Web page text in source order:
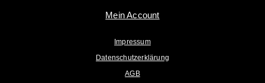
Mein Account
Impressum
Datenschutzerklärung
AGB